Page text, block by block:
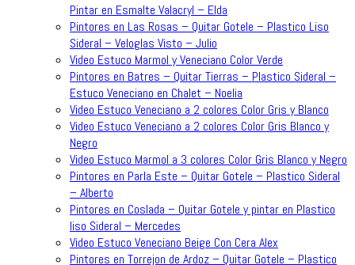
Pintar en Esmalte Valacryl – Elda
Pintores en Las Rosas – Quitar Gotele – Plastico Liso
Sideral – Veloglas Visto – Julio
Video Estuco Marmol y Veneciano Color Verde
Pintores en Batres – Quitar Tierras – Plastico Sideral –
Estuco Veneciano en Chalet – Noelia
Video Estuco Veneciano a 2 colores Color Gris y Blanco
Video Estuco Veneciano a 2 colores Color Gris Blanco y
Negro
Video Estuco Marmol a 3 colores Color Gris Blanco y Negro
Pintores en Parla Este – Quitar Gotele – Plastico Sideral
– Alberto
Pintores en Coslada – Quitar Gotele y pintar en Plastico
liso Sideral – Mercedes
Video Estuco Veneciano Beige Con Cera Alex
Pintores en Torrejon de Ardoz – Quitar Gotele – Plastico